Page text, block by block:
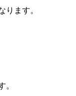
ります。
。